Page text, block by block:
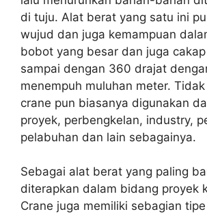
di tuju. Alat berat yang satu ini
wujud dan juga kemampuan
bobot yang besar dan juga
sampai dengan 360 drajat
menempuh muluhan meter.
crane pun biasanya digunakan
proyek, perbengkelan, industry,
pelabuhan dan lain sebagainya.
Sebagai alat berat yang paling
diterapkan dalam bidang proyek
Crane juga memiliki sebagian